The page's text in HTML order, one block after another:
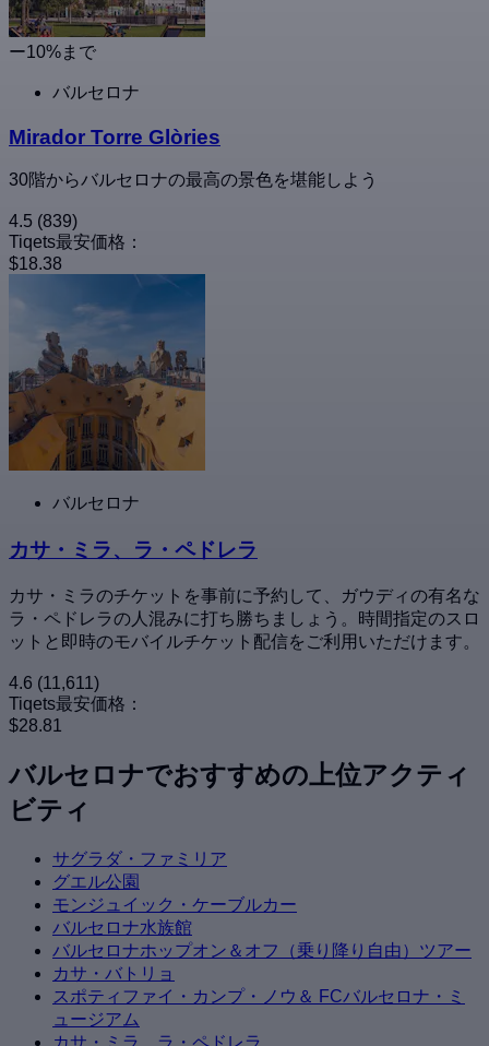
ー10%まで
バルセロナ
Mirador Torre Glòries
30階からバルセロナの最高の景色を堪能しよう
4.5 (839)
Tiqets最安価格：
$18.38
バルセロナ
カサ・ミラ、ラ・ペドレラ
カサ・ミラのチケットを事前に予約して、ガウディの有名な
ラ・ペドレラの人混みに打ち勝ちましょう。時間指定のスロ
ットと即時のモバイルチケット配信をご利用いただけます。
4.6 (11,611)
Tiqets最安価格：
$28.81
バルセロナでおすすめの上位アクティ
ビティ
サグラダ・ファミリア
グエル公園
モンジュイック・ケーブルカー
バルセロナ水族館
バルセロナホップオン＆オフ（乗り降り自由）ツアー
カサ・バトリョ
スポティファイ・カンプ・ノウ＆ FCバルセロナ・ミ
ュージアム